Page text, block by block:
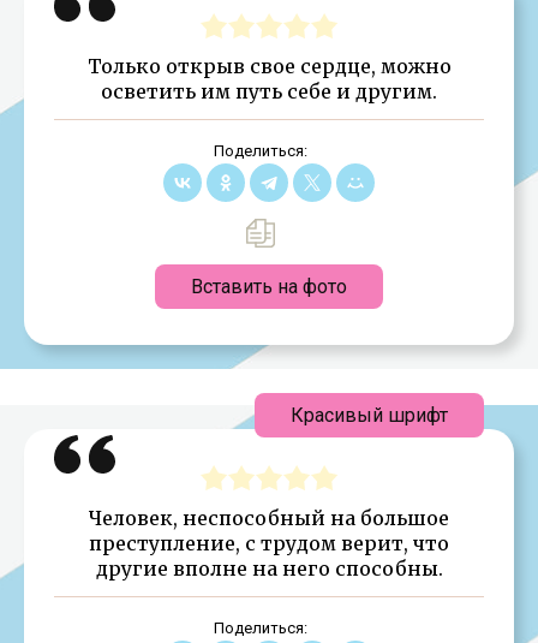
Только открыв свое сердце, можно
осветить им путь себе и другим.
Поделиться:
Вставить на фото
Человек, неспособный на большое
преступление, с трудом верит, что
другие вполне на него способны.
Поделиться:
Красивый шрифт